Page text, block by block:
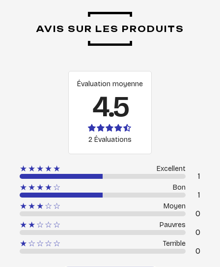
AVIS SUR LES PRODUITS
Évaluation moyenne
4.5
2 Évaluations
★★★★★ Excellent
1
★★★★☆
Bon
1
★★★☆☆
Moyen
0
★★☆☆☆
Pauvres
0
★☆☆☆☆
Terrible
0